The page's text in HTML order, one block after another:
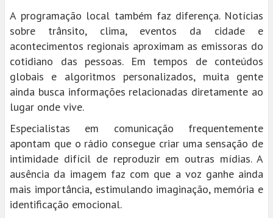
A programação local também faz diferença. Notícias
sobre trânsito, clima, eventos da cidade e
acontecimentos regionais aproximam as emissoras do
cotidiano das pessoas. Em tempos de conteúdos
globais e algoritmos personalizados, muita gente
ainda busca informações relacionadas diretamente ao
lugar onde vive.
Especialistas em comunicação frequentemente
apontam que o rádio consegue criar uma sensação de
intimidade difícil de reproduzir em outras mídias. A
ausência da imagem faz com que a voz ganhe ainda
mais importância, estimulando imaginação, memória e
identificação emocional.